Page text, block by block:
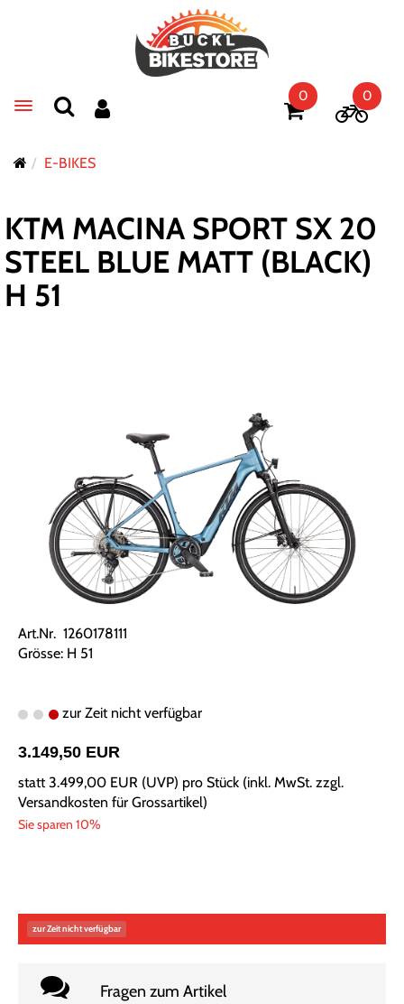
Toggle navigation
0 0
E-BIKES
KTM MACINA SPORT SX 20
STEEL BLUE MATT (BLACK)
H 51
Art.Nr. 1260178111
Grösse: H 51
zur Zeit nicht verfügbar
3.149,50 EUR
statt3.499,00 EUR (UVP) pro Stück (inkl. MwSt. zzgl.
Versandkosten für Grossartikel)
Sie sparen 10%
zur Zeit nicht verfügbar
Fragen zum Artikel